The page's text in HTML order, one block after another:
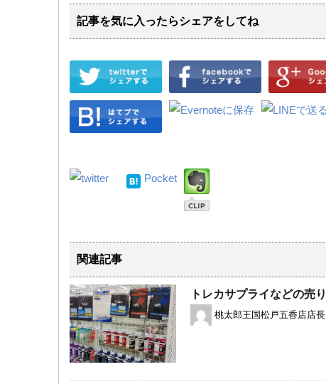
記事を気に入ったらシェアをしてね
Pocket
関連記事
トレカサプライなどの売
桃太郎王国松戸五香店店長